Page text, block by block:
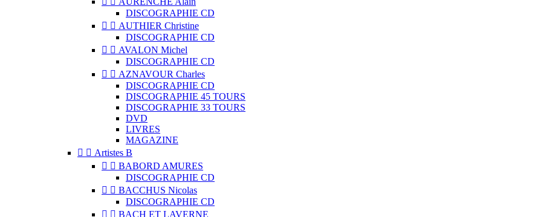
DISCOGRAPHIE CD
  AUTHIER Christine
DISCOGRAPHIE CD
  AVALON Michel
DISCOGRAPHIE CD
  AZNAVOUR Charles
DISCOGRAPHIE CD
DISCOGRAPHIE 45 TOURS
DISCOGRAPHIE 33 TOURS
DVD
LIVRES
MAGAZINE
  Artistes B
  BABORD AMURES
DISCOGRAPHIE CD
  BACCHUS Nicolas
DISCOGRAPHIE CD
  BACH ET LAVERNE